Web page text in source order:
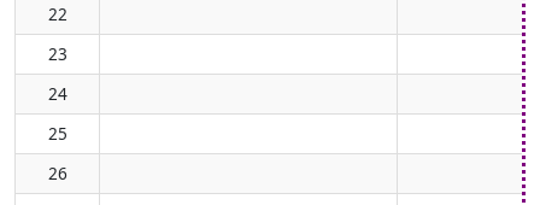
22
23
24
25
26